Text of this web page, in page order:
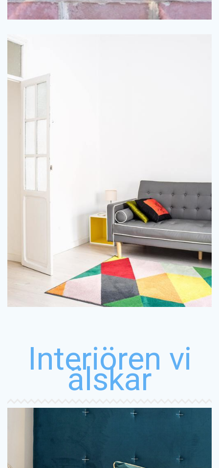
Inreda med vitt som bas
Oavsett vilka inredningstrender som råder är vitt alltid ett
säkert kort. Vitt är en kulör som är tidlös, enkel och som inte
har någon koppling till en specifik säsong. Om du vill inreda
med vitt är en krämigare variant av vitt perfekt. Krämiga
Interiören vi
älskar